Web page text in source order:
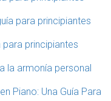
para principiantes
principiantes
la armonía personal
Piano: Una Guía Para